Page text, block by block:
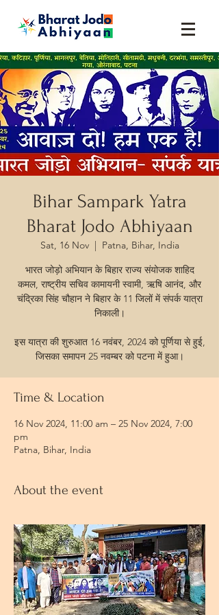
Bihar Sampark Yatra
Bharat Jodo Abhiyaan
Sat, 16 Nov
  |
Patna, Bihar, India
भारत जोड़ो अभियान के बिहार राज्य संयोजक शाहिद
कमल, राष्ट्रीय सचिव कामायनी स्वामी, ऋषि आनंद, और
चंद्रिका सिंह चौहान ने बिहार के 11 जिलों में संपर्क यात्रा
निकाली।
इस यात्रा की शुरुआत 16 नवंबर, 2024 को पूर्णिया से हुई,
जिसका समापन 25 नवम्बर को पटना में हुआ।
Time & Location
16 Nov 2024, 11:00 am – 25 Nov 2024, 7:00
pm
Patna, Bihar, India
About the event